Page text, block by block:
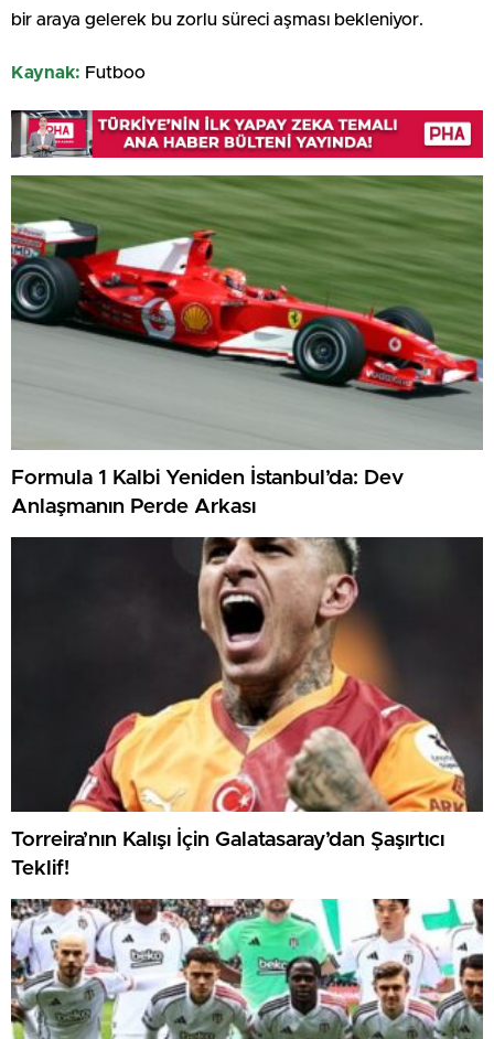
bir araya gelerek bu zorlu süreci aşması bekleniyor.
Kaynak: Futboo
Formula 1 Kalbi Yeniden İstanbul’da: Dev
Anlaşmanın Perde Arkası
Torreira’nın Kalışı İçin Galatasaray’dan Şaşırtıcı
Teklif!